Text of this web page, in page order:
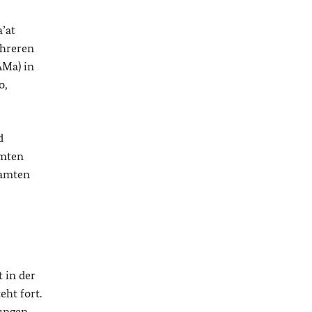
in
in der
fort.